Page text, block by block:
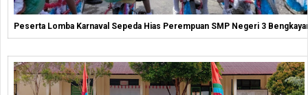
Peserta Lomba Karnaval Sepeda Hias Perempuan SMP Negeri 3